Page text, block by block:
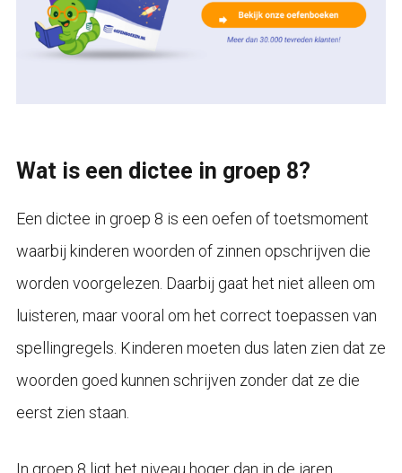
Wat is een dictee in groep 8?
Een dictee in groep 8 is een oefen of toetsmoment
waarbij kinderen woorden of zinnen opschrijven die
worden voorgelezen. Daarbij gaat het niet alleen om
luisteren, maar vooral om het correct toepassen van
spellingregels. Kinderen moeten dus laten zien dat ze
woorden goed kunnen schrijven zonder dat ze die
eerst zien staan.
In groep 8 ligt het niveau hoger dan in de jaren